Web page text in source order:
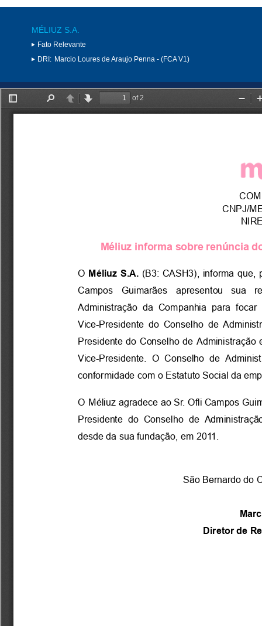
MÉLIUZ S.A.
Fato Relevante
DRI: Marcio Loures de Araujo Penna - (FCA V1)